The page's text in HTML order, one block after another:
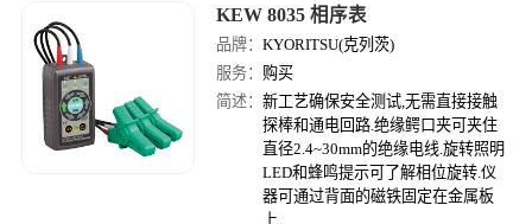
KEW 8035 相序表
品牌：KYORITSU(克列茨)
服务： 购买
简述：新工艺确保安全测试,无需直接接触
探棒和通电回路.绝缘鳄口夹可夹住
直径2.4~30mm的绝缘电线.旋转照明
LED和蜂鸣提示可了解相位旋转.仪
器可通过背面的磁铁固定在金属板
上.